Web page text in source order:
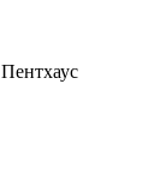
Пентхаус